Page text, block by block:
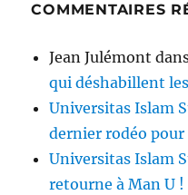
COMMENTAIRES
Jean Julémont
qui déshabillent
Universitas Islam
dernier rodéo pour
Universitas Islam
retourne à Man U !